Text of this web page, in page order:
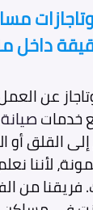
داخل
عن
خدمات
القلق أو
لأننا
من